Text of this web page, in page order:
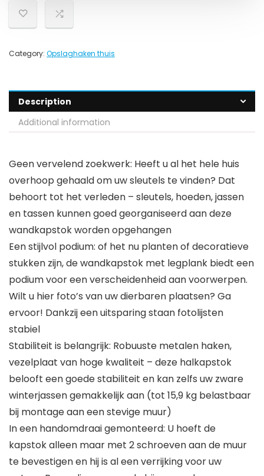
Category: Opslaghaken thuis
Description
Additional information
Geen vervelend zoekwerk: Heeft u al het hele huis
overhoop gehaald om uw sleutels te vinden? Dat
behoort tot het verleden – sleutels, hoeden, jassen
en tassen kunnen goed georganiseerd aan deze
wandkapstok worden opgehangen
Een stijlvol podium: of het nu planten of decoratieve
stukken zijn, de wandkapstok met legplank biedt een
podium voor een verscheidenheid aan voorwerpen.
Wilt u hier foto’s van uw dierbaren plaatsen? Ga
ervoor! Dankzij een uitsparing staan fotolijsten
stabiel
Stabiliteit is belangrijk: Robuuste metalen haken,
vezelplaat van hoge kwaliteit – deze halkapstok
belooft een goede stabiliteit en kan zelfs uw zware
winterjassen gemakkelijk aan (tot 15,9 kg belastbaar
bij montage aan een stevige muur)
In een handomdraai gemonteerd: U hoeft de
kapstok alleen maar met 2 schroeven aan de muur
te bevestigen en hij is al een verrijking voor uw